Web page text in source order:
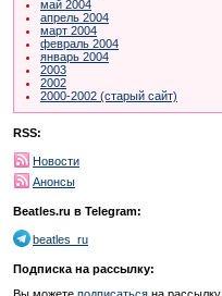
май 2004
апрель 2004
март 2004
февраль 2004
январь 2004
2003
2002
2000-2002 (старый сайт)
RSS:
Новости
Анонсы
Beatles.ru в Telegram:
beatles_ru
Подписка на рассылку: